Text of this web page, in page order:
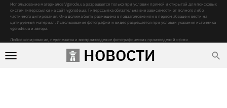
НОВОСТИ
Использование материалов Vgorode.ua разрешается только при условии прямой и открытой для поисковых
систем гиперссылки на сайт vgorode.ua. Гиперссылка обязательна вне зависимости от полного либо
частичного цитирования. Она должна быть размещена в подзаголовке или в первом абзаце и вести на
цитируемый материал. Использование фотографий и видео разрешается при условии указания источника
vgorode.ua и автора.
Любое копирование, перепечатка и воспроизведение фотографических произведений и/или
Субъект в сфере онлайн-медиа, Название онлайн-медиа - «VGORODE», Адрес: 02091, місто Київ,
ХАРКІВСЬКЕ ШОСЕ, будинок 172-Б, офіс 208/1, E-mail:
sunlight@mediadim.com.ua